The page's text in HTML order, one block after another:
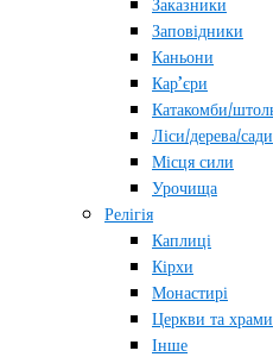
Заказники
Заповідники
Каньони
Кар’єри
Катакомби/
Ліси/дерева/сади
Місця сили
Урочища
Релігія
Каплиці
Кірхи
Монастирі
Церкви та храми
Інше